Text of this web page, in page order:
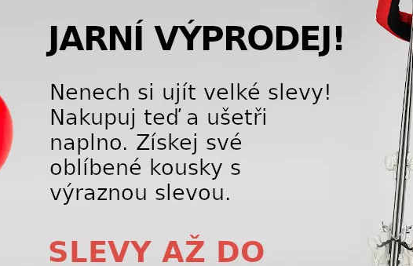
brýle POC Nexal Mid Hydrogen
Partly Sunny Purple, cat.2
69732
5 400,00 Kč
6 000,00Kč
Lyžařské brýle POC Tarsal Uranium
Black/Partly Sunny Orange, cat.2
4 050,00 Kč
Kč
NOVÉ
LETNÍ VÝPRODEJ